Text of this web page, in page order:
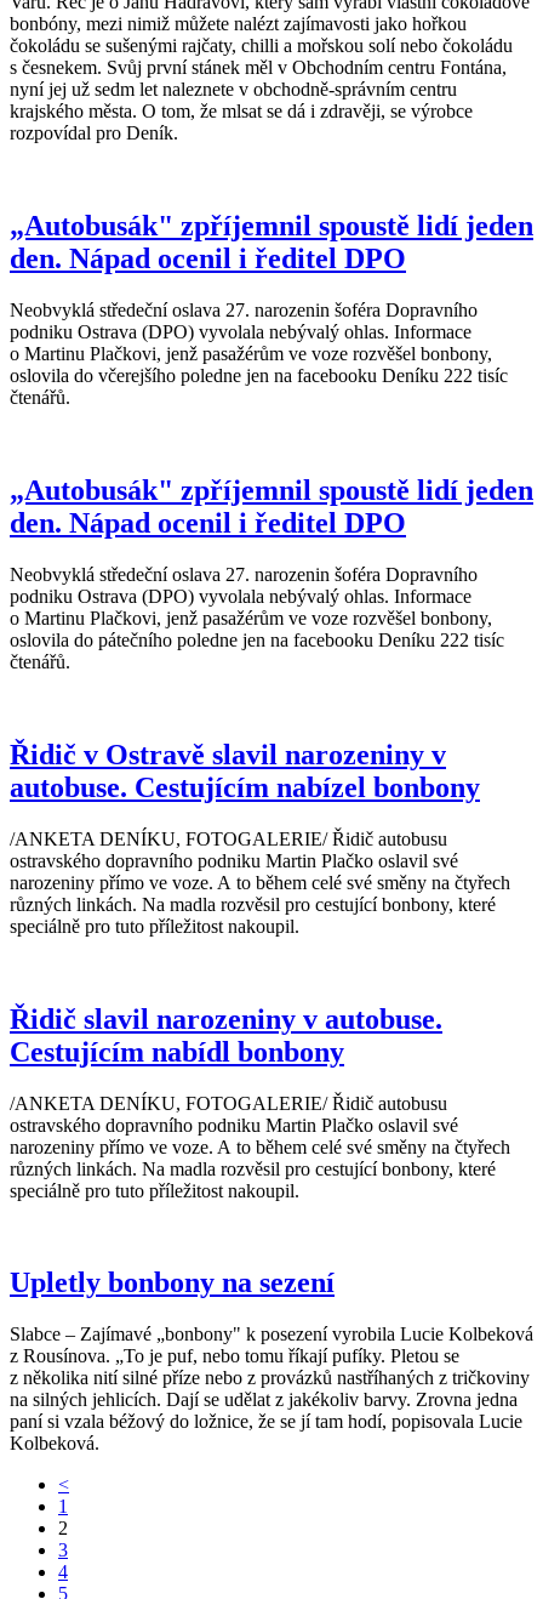
bonbóny, mezi nimiž můžete nalézt zajímavosti jako hořkou
čokoládu se sušenými rajčaty, chilli a mořskou solí nebo čokoládu
s česnekem. Svůj první stánek měl v Obchodním centru Fontána,
nyní jej už sedm let naleznete v obchodně-správním centru
krajského města. O tom, že mlsat se dá i zdravěji, se výrobce
rozpovídal pro Deník.
„Autobusák" zpříjemnil spoustě lidí jeden
den. Nápad ocenil i ředitel DPO
Neobvyklá středeční oslava 27. narozenin šoféra Dopravního
podniku Ostrava (DPO) vyvolala nebývalý ohlas. Informace
o Martinu Plačkovi, jenž pasažérům ve voze rozvěšel bonbony,
oslovila do včerejšího poledne jen na facebooku Deníku 222 tisíc
čtenářů.
„Autobusák" zpříjemnil spoustě lidí jeden
den. Nápad ocenil i ředitel DPO
Neobvyklá středeční oslava 27. narozenin šoféra Dopravního
podniku Ostrava (DPO) vyvolala nebývalý ohlas. Informace
o Martinu Plačkovi, jenž pasažérům ve voze rozvěšel bonbony,
oslovila do pátečního poledne jen na facebooku Deníku 222 tisíc
čtenářů.
Řidič v Ostravě slavil narozeniny v
autobuse. Cestujícím nabízel bonbony
/ANKETA DENÍKU, FOTOGALERIE/ Řidič autobusu
ostravského dopravního podniku Martin Plačko oslavil své
narozeniny přímo ve voze. A to během celé své směny na čtyřech
různých linkách. Na madla rozvěsil pro cestující bonbony, které
speciálně pro tuto příležitost nakoupil.
Řidič slavil narozeniny v autobuse.
Cestujícím nabídl bonbony
/ANKETA DENÍKU, FOTOGALERIE/ Řidič autobusu
ostravského dopravního podniku Martin Plačko oslavil své
narozeniny přímo ve voze. A to během celé své směny na čtyřech
různých linkách. Na madla rozvěsil pro cestující bonbony, které
speciálně pro tuto příležitost nakoupil.
Upletly bonbony na sezení
Slabce – Zajímavé „bonbony" k posezení vyrobila Lucie Kolbeková
z Rousínova. „To je puf, nebo tomu říkají pufíky. Pletou se
z několika nití silné příze nebo z provázků nastříhaných z tričkoviny
na silných jehlicích. Dají se udělat z jakékoliv barvy. Zrovna jedna
paní si vzala béžový do ložnice, že se jí tam hodí, popisovala Lucie
Kolbeková.
<
1
2
3
4
5